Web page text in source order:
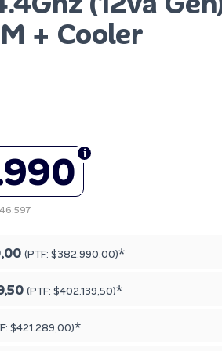
+ Cooler
(PTF: $382.990,00)*
(PTF: $402.139,50)*
$421.289,00)*